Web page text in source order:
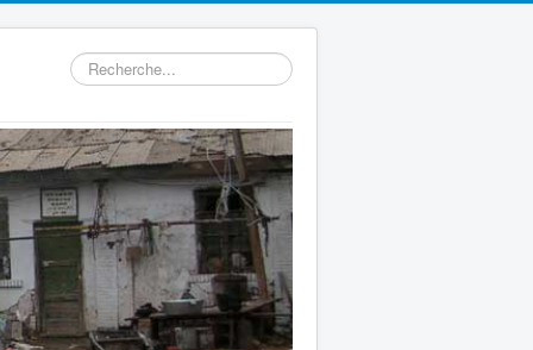
Rechercher